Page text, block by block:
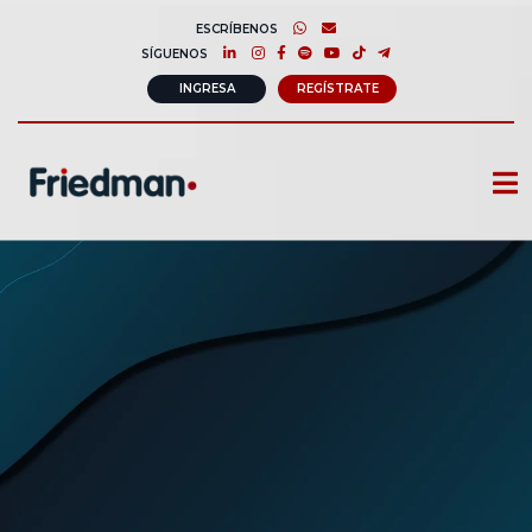
ESCRÍBENOS
SÍGUENOS
INGRESA REGÍSTRATE
CURSOS
CONSULTORÍA CORPORATIVA
COMUNIDAD FRIEDMAN
SOBRE NOSOTROS